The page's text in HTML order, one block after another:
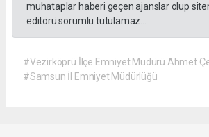
muhataplar haberi geçen ajanslar olup
editörü sorumlu tutulamaz...
#Vezirköprü İlçe Emniyet Müdürü Ahmet
#Samsun İl Emniyet Müdürlüğü